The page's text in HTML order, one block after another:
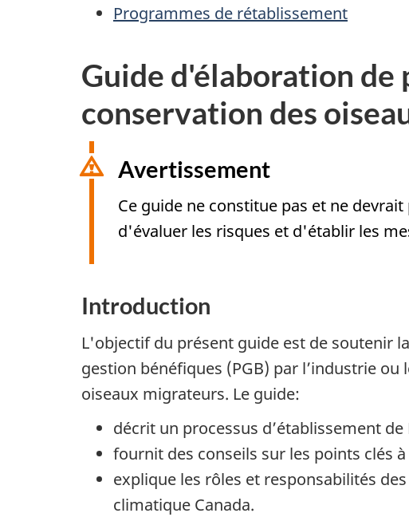
Programmes de rétablissement
Guide d'élaboration de
conservation des
Avertissement
Ce guide ne constitue pas et ne
d'évaluer les risques et d'établir les
Introduction
L'objectif du présent guide est de soutenir
gestion bénéfiques (PGB) par l’industrie
oiseaux migrateurs. Le guide:
décrit un processus d’établissement
fournit des conseils sur les points clés
explique les rôles et responsabilités
climatique Canada.